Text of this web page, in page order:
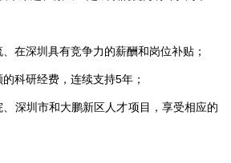
、在深圳具有竞争力的薪酬和岗位补贴；
的科研经费，连续支持5年；
、深圳市和大鹏新区人才项目，享受相应的